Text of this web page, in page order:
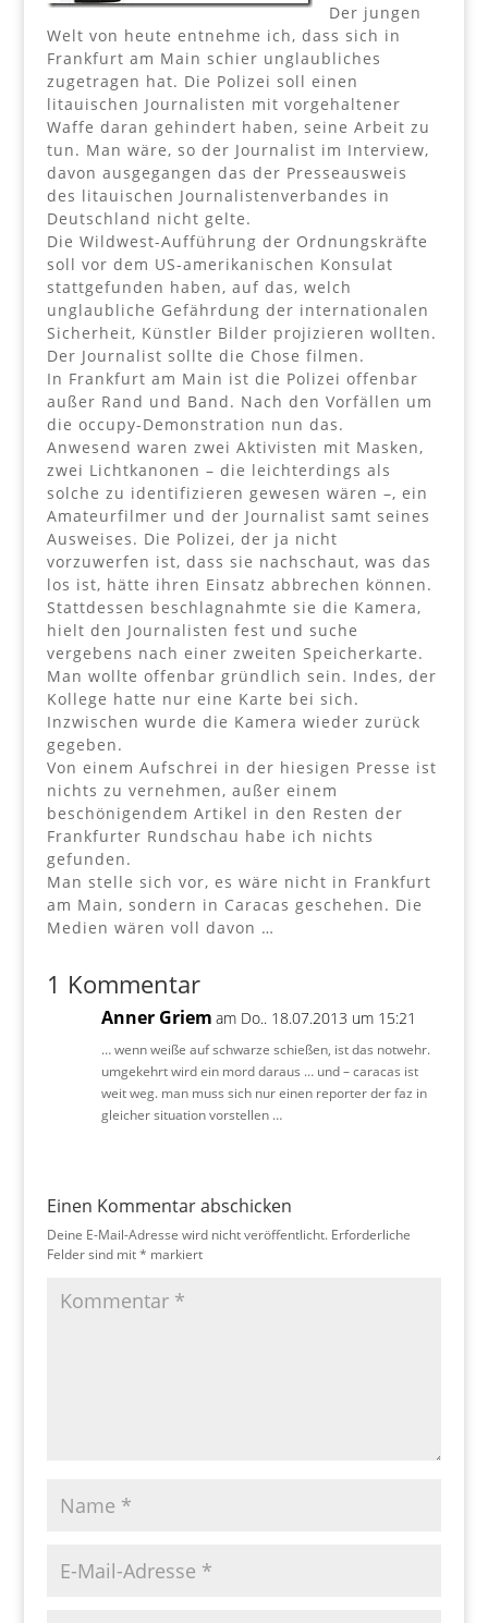
Der jungen
Welt von heute entnehme ich, dass sich in
Frankfurt am Main schier unglaubliches
zugetragen hat. Die Polizei soll einen
litauischen Journalisten mit vorgehaltener
Waffe daran gehindert haben, seine Arbeit zu
tun. Man wäre, so der Journalist im Interview,
davon ausgegangen das der Presseausweis
des litauischen Journalistenverbandes in
Deutschland nicht gelte.
Die Wildwest-Aufführung der Ordnungskräfte
soll vor dem US-amerikanischen Konsulat
stattgefunden haben, auf das, welch
unglaubliche Gefährdung der internationalen
Sicherheit, Künstler Bilder projizieren wollten.
Der Journalist sollte die Chose filmen.
In Frankfurt am Main ist die Polizei offenbar
außer Rand und Band. Nach den Vorfällen um
die occupy-Demonstration nun das.
Anwesend waren zwei Aktivisten mit Masken,
zwei Lichtkanonen – die leichterdings als
solche zu identifizieren gewesen wären –, ein
Amateurfilmer und der Journalist samt seines
Ausweises. Die Polizei, der ja nicht
vorzuwerfen ist, dass sie nachschaut, was das
los ist, hätte ihren Einsatz abbrechen können.
Stattdessen beschlagnahmte sie die Kamera,
hielt den Journalisten fest und suche
vergebens nach einer zweiten Speicherkarte.
Man wollte offenbar gründlich sein. Indes, der
Kollege hatte nur eine Karte bei sich.
Inzwischen wurde die Kamera wieder zurück
gegeben.
Von einem Aufschrei in der hiesigen Presse ist
nichts zu vernehmen, außer einem
beschönigendem Artikel in den Resten der
Frankfurter Rundschau habe ich nichts
gefunden.
Man stelle sich vor, es wäre nicht in Frankfurt
am Main, sondern in Caracas geschehen. Die
Medien wären voll davon …
1 Kommentar
Anner Griem am Do.. 18.07.2013 um 15:21
… wenn weiße auf schwarze schießen, ist das notwehr.
umgekehrt wird ein mord daraus … und – caracas ist
weit weg. man muss sich nur einen reporter der faz in
gleicher situation vorstellen …
Einen Kommentar abschicken
Deine E-Mail-Adresse wird nicht veröffentlicht. Erforderliche
Felder sind mit* markiert